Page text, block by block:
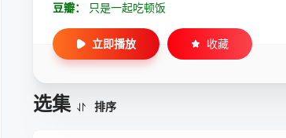
豆瓣：
只是一起吃顿饭
立即播放 收藏
选集 排序